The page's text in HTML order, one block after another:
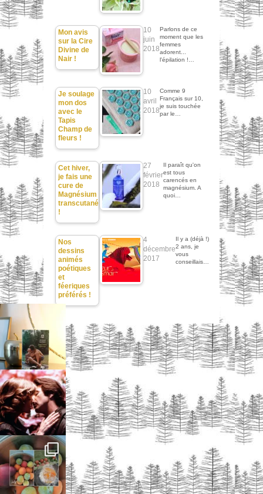
Mon avis
sur la Cire
Divine de
Nair !
10
juin
2018
Parlons de ce
moment que les
femmes
adorent...
l'épilation !…
Je soulage
mon dos
avec le
Tapis
Champ de
fleurs !
10
avril
2018
Comme 9
Français sur 10,
je suis touchée
par le…
Cet hiver,
je fais une
cure de
Magnésium
transcutané
!
27
février
2018
Il paraît qu'on
est tous
carencés en
magnésium. A
quoi…
Nos
dessins
animés
poétiques
et
féeriques
préférés !
4
décembre
2017
Il y a (déjà !)
2 ans, je
vous
conseillais…